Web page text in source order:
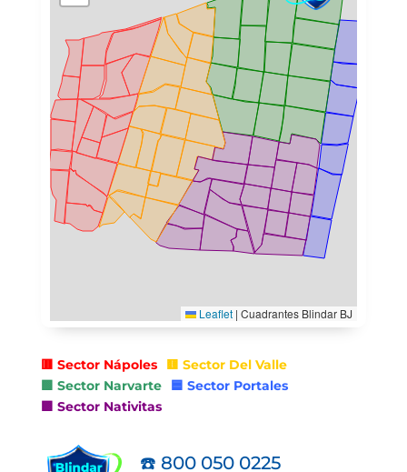
🟥 Sector Nápoles
🟨 Sector Del Valle
🟩 Sector Narvarte
🟦 Sector Portales
🟪 Sector Nativitas
☎️ 800 050 0225